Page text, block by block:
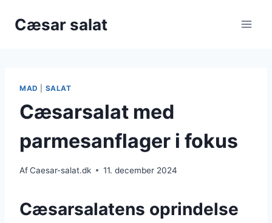
Cæsar salat
MAD SALAT
Cæsarsalat med
parmesanflager i fokus
AfCaesar-salat.dk 11. december 2024
Cæsarsalatens oprindelse